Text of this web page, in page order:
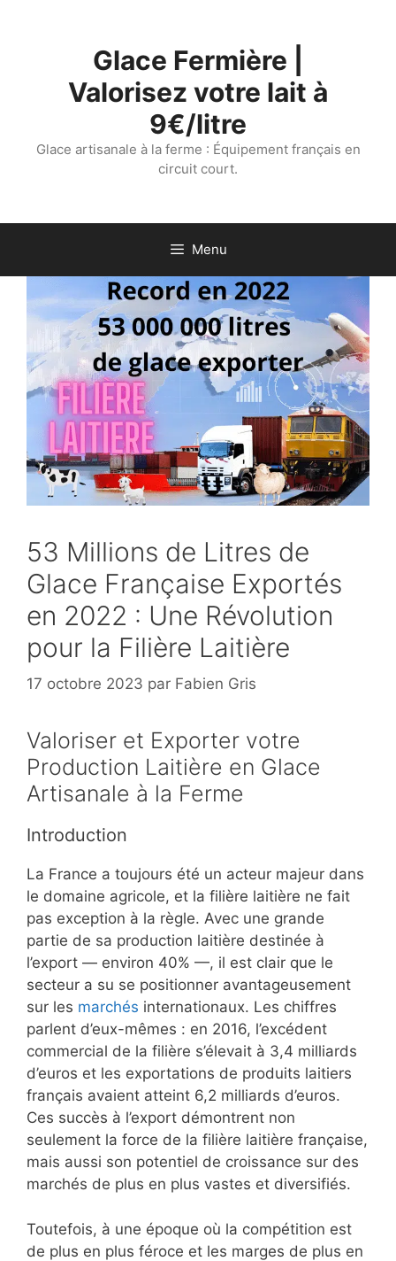
Glace Fermière |
Valorisez votre lait à
9€/litre
Glace artisanale à la ferme : Équipement français en
circuit court.
Menu
53 Millions de Litres de
Glace Française Exportés
en 2022 : Une Révolution
pour la Filière Laitière
17 octobre 2023 par Fabien Gris
Valoriser et Exporter votre
Production Laitière en Glace
Artisanale à la Ferme
Introduction
La France a toujours été un acteur majeur dans
le domaine agricole, et la filière laitière ne fait
pas exception à la règle. Avec une grande
partie de sa production laitière destinée à
l’export — environ 40% —, il est clair que le
secteur a su se positionner avantageusement
sur les marchés internationaux. Les chiffres
parlent d’eux-mêmes : en 2016, l’excédent
commercial de la filière s’élevait à 3,4 milliards
d’euros et les exportations de produits laitiers
français avaient atteint 6,2 milliards d’euros.
Ces succès à l’export démontrent non
seulement la force de la filière laitière française,
mais aussi son potentiel de croissance sur des
marchés de plus en plus vastes et diversifiés.
Toutefois, à une époque où la compétition est
de plus en plus féroce et les marges de plus en